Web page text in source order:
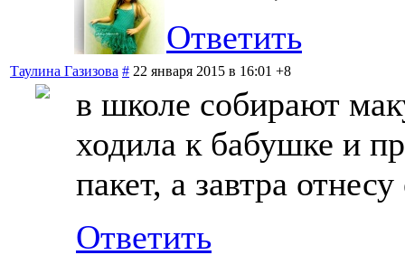
Ответить
Таулина Газизова # 22 января 2015 в 16:01 +8
в школе собирают
ходила к бабушке и
пакет, а завтра
Ответить